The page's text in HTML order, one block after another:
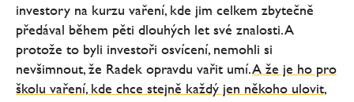
investory na kurzu vaření, kde jim celkem zbytečně
předával během pěti dlouhých let své znalosti. A
protože to byli investoři osvícení, nemohli si
nevšimnout, že Radek opravdu vařit umí.A že je ho pro
školu vaření, kde chce stejně každý jen někoho ulovit,